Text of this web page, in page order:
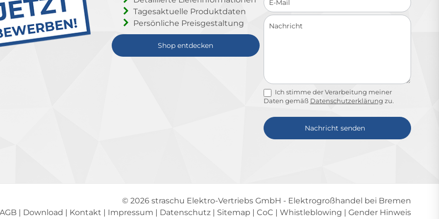
Tagesaktuelle Produktdaten
Persönliche Preisgestaltung
Shop entdecken
Ich stimme der Verarbeitung meiner
Daten gemäß Datenschutzerklärung zu.
Nachricht senden
© 2026 straschu Elektro-Vertriebs GmbH - Elektrogroßhandel bei Bremen
AGB | Download | Kontakt | Impressum | Datenschutz | Sitemap | CoC | Whistleblowing | Gender Hinweis